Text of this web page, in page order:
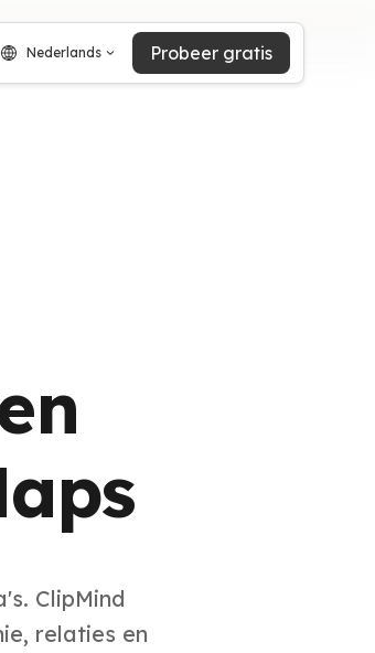
Nederlands Probeer gratis
ClipMind
relaties en